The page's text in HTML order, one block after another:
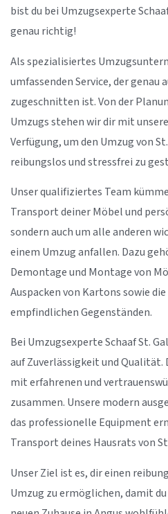
bist du bei Umzugsexperte
genau richtig!
Als spezialisiertes
umfassenden Service, der genau
zugeschnitten ist. Von der
Umzugs stehen wir dir mit
Verfügung, um den Umzug von
reibungslos und stressfrei zu
Unser qualifiziertes Team
Transport deiner Möbel und
sondern auch um alle anderen
einem Umzug anfallen. Dazu
Demontage und Montage von
Auspacken von Kartons sowie
empfindlichen Gegenständen.
Bei Umzugsexperte Schaaf St.
auf Zuverlässigkeit und Qualität.
mit erfahrenen und
zusammen. Unsere modern
das professionelle Equipment
Transport deines Hausrats von
Unser Ziel ist es, dir einen
Umzug zu ermöglichen, damit